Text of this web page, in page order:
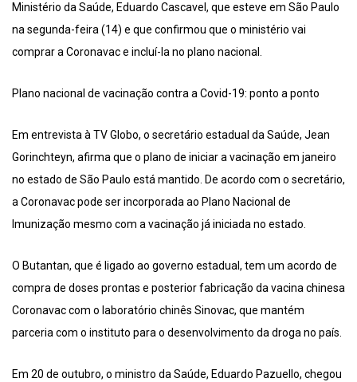
Ministério da Saúde, Eduardo Cascavel, que esteve em São Paulo
na segunda-feira (14) e que confirmou que o ministério vai
comprar a Coronavac e incluí-la no plano nacional.
Plano nacional de vacinação contra a Covid-19: ponto a ponto
Em entrevista à TV Globo, o secretário estadual da Saúde, Jean
Gorinchteyn, afirma que o plano de iniciar a vacinação em janeiro
no estado de São Paulo está mantido. De acordo com o secretário,
a Coronavac pode ser incorporada ao Plano Nacional de
Imunização mesmo com a vacinação já iniciada no estado.
O Butantan, que é ligado ao governo estadual, tem um acordo de
compra de doses prontas e posterior fabricação da vacina chinesa
Coronavac com o laboratório chinês Sinovac, que mantém
parceria com o instituto para o desenvolvimento da droga no país.
Em 20 de outubro, o ministro da Saúde, Eduardo Pazuello, chegou